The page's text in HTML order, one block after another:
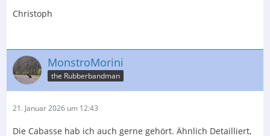
Christoph
MonstroMorini
the Rubberbandman
21. Januar 2026 um 12:43
Die Cabasse hab ich auch gerne gehört. Ähnlich Detailliert,